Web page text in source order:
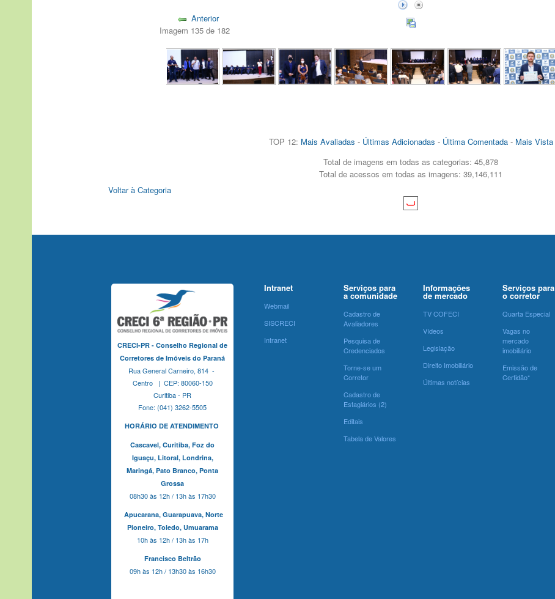
Anterior
Imagem 135 de 182
TOP 12: Mais Avaliadas - Últimas Adicionadas - Última Comentada- Mais Vista
Total de imagens em todas as categorias: 45,878
Total de acessos em todas as imagens: 39,146,111
Voltar à Categoria
CRECI-PR - Conselho Regional de
Corretores de Imóveis do Paraná
Rua General Carneiro, 814 -
Centro | CEP: 80060-150
Curitiba - PR
Fone: (041) 3262-5505
HORÁRIO DE ATENDIMENTO
Cascavel, Curitiba, Foz do
Iguaçu, Litoral, Londrina,
Maringá, Pato Branco, Ponta
Grossa
08h30 às 12h / 13h às 17h30
Apucarana, Guarapuava, Norte
Pioneiro, Toledo, Umuarama
10h às 12h / 13h às 17h
Francisco Beltrão
09h às 12h / 13h30 às 16h30
Intranet
Webmail
SISCRECI
Intranet
Serviços para
a comunidade
Cadastro de
Avaliadores
Pesquisa de
Credenciados
Torne-se um
Corretor
Cadastro de
Estagiários (2)
Editais
Tabela de Valores
Informações
de mercado
TV COFECI
Vídeos
Legislação
Direito Imobiliário
Últimas notícias
Serviços para
o corretor
Quarta Especial
Vagas no
mercado
imobiliário
Emissão de
Certidão*